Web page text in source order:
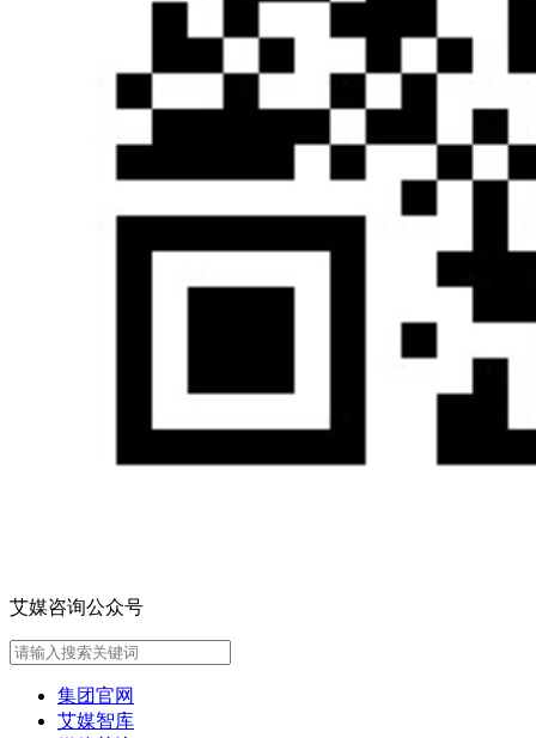
艾媒咨询公众号
集团官网
艾媒智库